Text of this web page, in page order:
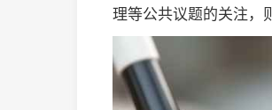
理等公共议题的关注，